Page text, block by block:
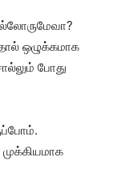
ஒழுக்கமாக
போது